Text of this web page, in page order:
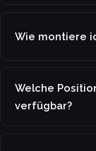
Wie montiere
Welche
verfügbar?